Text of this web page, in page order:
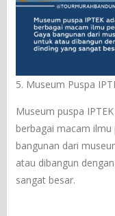
5. Museum Puspa
Museum puspa
berbagai macam
bangunan dari
atau dibangun
sangat besar.